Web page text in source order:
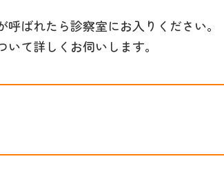
呼ばれたら診察室にお入りください。
いて詳しくお伺いします。